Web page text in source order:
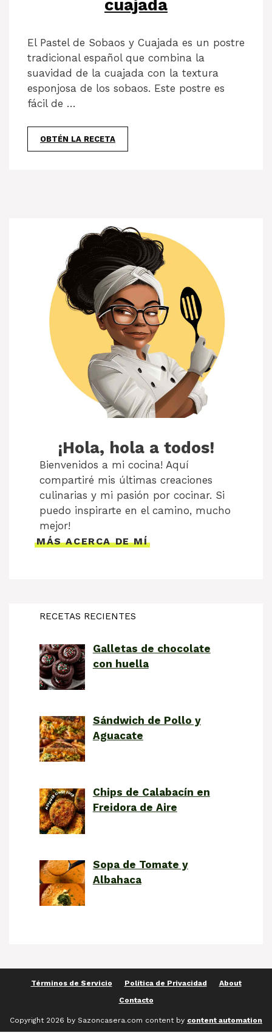
cuajada
El Pastel de Sobaos y Cuajada es un postre
tradicional español que combina la
suavidad de la cuajada con la textura
esponjosa de los sobaos. Este postre es
fácil de …
OBTÉN LA RECETA
¡Hola, hola a todos!
Bienvenidos a mi cocina! Aquí
compartiré mis últimas creaciones
culinarias y mi pasión por cocinar. Si
puedo inspirarte en el camino, mucho
mejor!
MÁS ACERCA DE MÍ
RECETAS RECIENTES
Galletas de chocolate
con huella
Sándwich de Pollo y
Aguacate
Chips de Calabacín en
Freidora de Aire
Sopa de Tomate y
Albahaca
Términos de Servicio Política de Privacidad
About
Contacto
Copyright 2026 by Sazoncasera.com content by content automation